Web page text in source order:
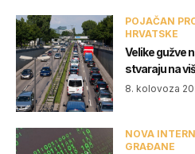
POJAČAN
HRVATSKE
Velike gužve
stvaraju na
8. kolovoza
NOVA
GRAĐANE